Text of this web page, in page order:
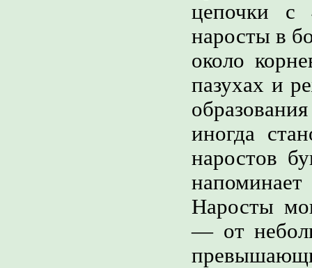
цепочки с
наросты в
около
пазухах и
иногда
наростов
Наросты
— от